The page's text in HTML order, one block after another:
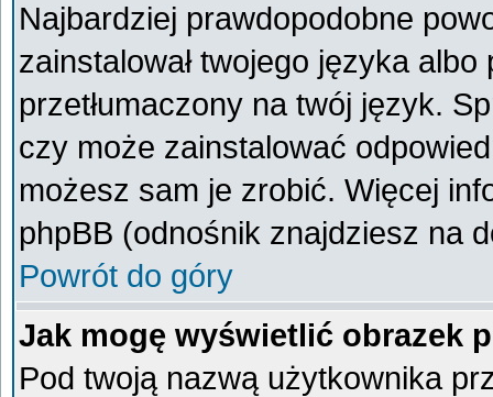
Najbardziej prawdopodobne
zainstalował twojego języka
przetłumaczony na twój język.
czy może zainstalować
możesz sam je zrobić. Więcej
phpBB (odnośnik znajdziesz na
Powrót do góry
Jak mogę wyświetlić obrazek
Pod twoją nazwą użytkownika